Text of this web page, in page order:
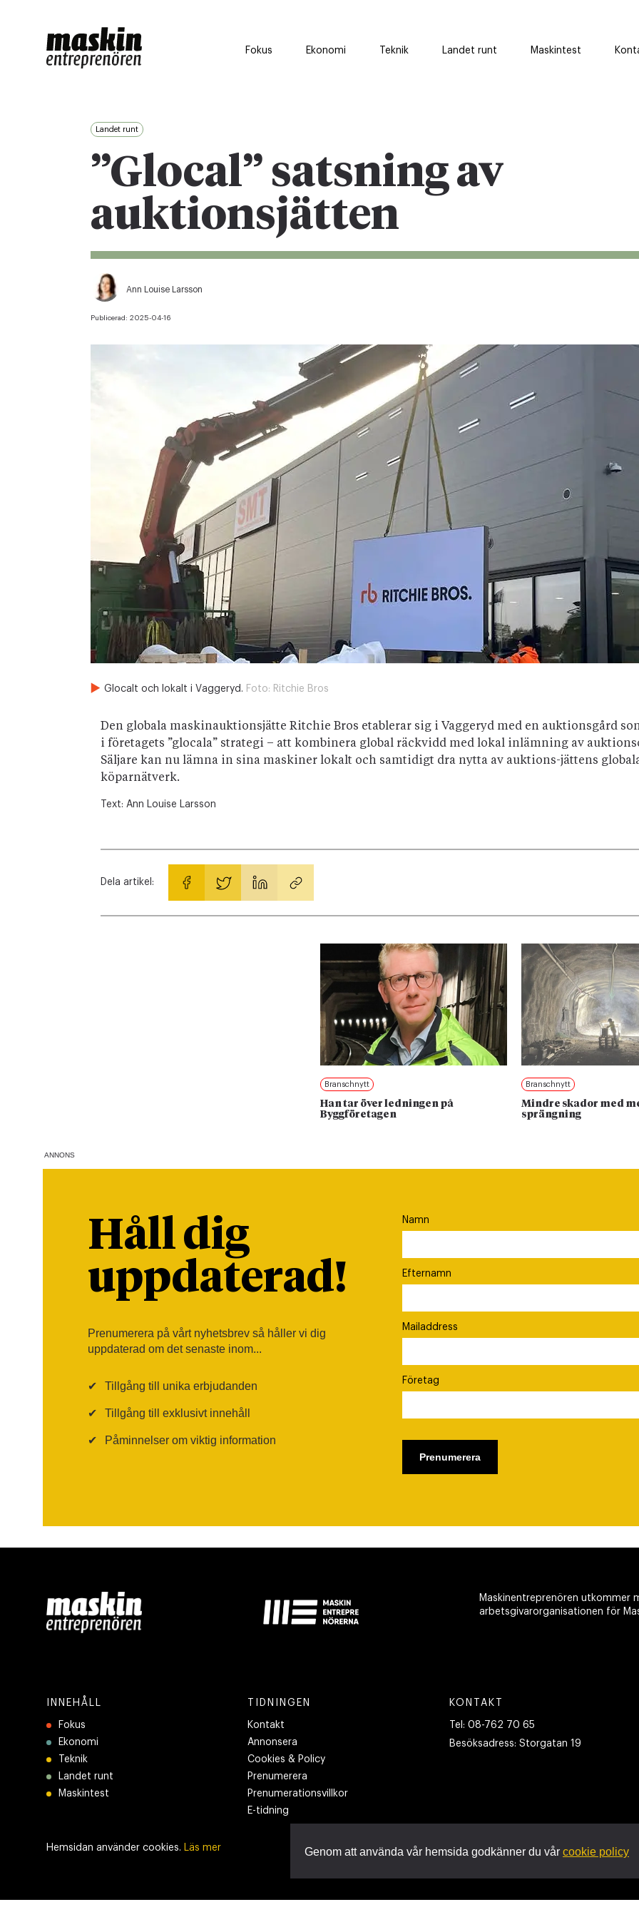
Fokus Ekonomi Teknik Landet runt Maskintest
Landet runt
”Glocal” satsning av
auktionsjätten
Ann Louise Larsson
Publicerad: 2025-04-16
Glocalt och lokalt i Vaggeryd. Foto: Ritchie Bros
Den globala maskinauktionsjätte Ritchie Bros etablerar sig i Vaggeryd med en auktionsgård
i företagets ”glocala” strategi – att kombinera global räckvidd med lokal inlämning av
Säljare kan nu lämna in sina maskiner lokalt och samtidigt dra nytta av auktions-jättens
köparnätverk.
Text: Ann Louise Larsson
Dela artikel:
Branschnytt
Han tar över ledningen på
Byggföretagen
Branschnytt
Mindre skador med
sprängning
ANNONS
Håll dig
uppdaterad!
Prenumerera på vårt nyhetsbrev så håller vi dig
uppdaterad om det senaste inom...
✔ Tillgång till unika erbjudanden
✔ Tillgång till exklusivt innehåll
✔ Påminnelser om viktig information
Namn
Efternamn
Mailaddress
Företag
Maskinentreprenören utkommer
arbetsgivarorganisationen för
INNEHÅLL
Fokus
Ekonomi
Teknik
Landet runt
Maskintest
TIDNINGEN
Kontakt
Annonsera
Cookies & Policy
Prenumerera
Prenumerationsvillkor
E-tidning
KONTAKT
Tel: 08-762 70 65
Besöksadress: Storgatan 19
Hemsidan använder cookies. Läs mer Genom att använda vår hemsida godkänner du vår cookie policy